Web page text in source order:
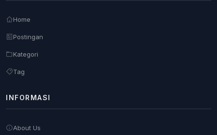
Home
Postingan
Kategori
Tag
INFORMASI
About Us